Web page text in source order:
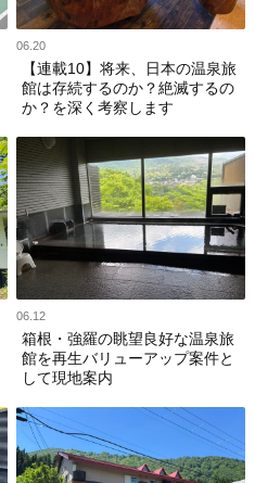
06.20
【連載10】将来、日本の温泉旅
館は存続するのか？絶滅するの
か？を深く考察します
06.12
箱根・強羅の眺望良好な温泉旅
館を再生バリューアップ案件と
して現地案内